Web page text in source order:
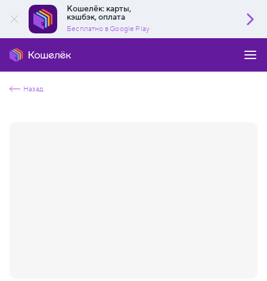
Кошелёк: карты,
кэшбэк, оплата
Бесплатно в Google Play
Назад